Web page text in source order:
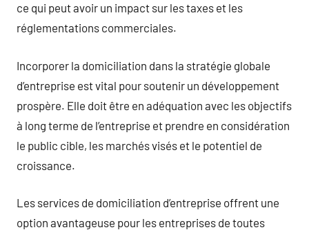
ce qui peut avoir un impact sur les taxes et les
réglementations commerciales.
Incorporer la domiciliation dans la stratégie globale
d’entreprise est vital pour soutenir un développement
prospère. Elle doit être en adéquation avec les objectifs
à long terme de l’entreprise et prendre en considération
le public cible, les marchés visés et le potentiel de
croissance.
Les services de domiciliation d’entreprise offrent une
option avantageuse pour les entreprises de toutes